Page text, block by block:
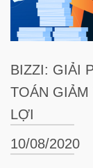
BIZZI: GIẢI
TOÁN
LỢI
10/08/2020